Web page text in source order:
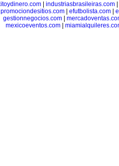
industriasbrasileiras.com
promociondesitios.com| efutbolista.com|
gestionnegocios.com
mexicoeventos.com